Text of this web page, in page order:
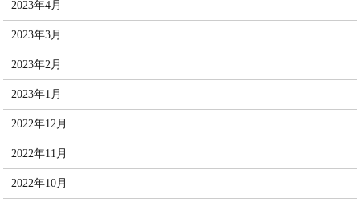
2023年4月
2023年3月
2023年2月
2023年1月
2022年12月
2022年11月
2022年10月